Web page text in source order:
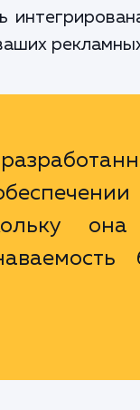
она